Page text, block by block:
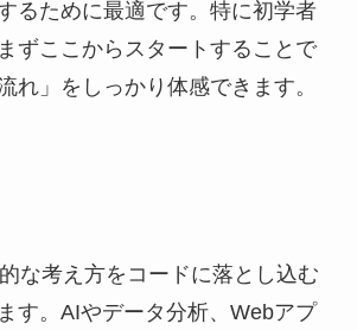
るために最適です。特に初学者
ずここからスタートすることで
れ」をしっかり体感できます。
な考え方をコードに落とし込む
す。AIやデータ分析、Webアプ